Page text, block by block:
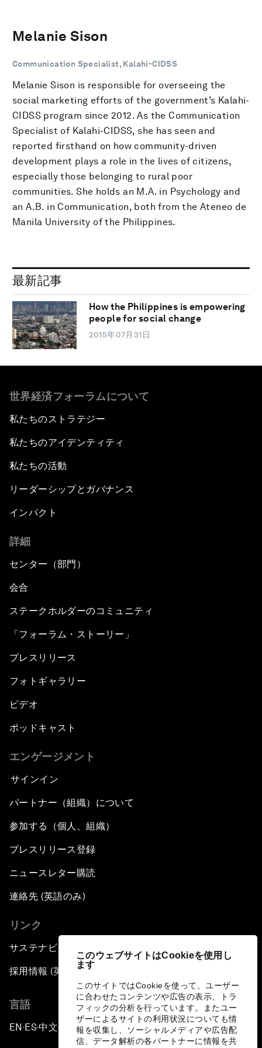
このウェブサイトはCookieを使用し
ます
このサイトではCookieを使って、ユーザー
に合わせたコンテンツや広告の表示、トラ
フィックの分析を行っています。またユー
ザーによるサイトの利用状況についても情
報を収集し、ソーシャルメディアや広告配
信、データ解析の各パートナーに情報を共
Melanie Sison
Communication Specialist, Kalahi-CIDSS
Melanie Sison is responsible for overseeing the
social marketing efforts of the government’s Kalahi-
CIDSS program since 2012. As the Communication
Specialist of Kalahi-CIDSS, she has seen and
reported firsthand on how community-driven
development plays a role in the lives of citizens,
especially those belonging to rural poor
communities. She holds an M.A. in Psychology and
an A.B. in Communication, both from the Ateneo de
Manila University of the Philippines.
最新記事
How the Philippines is empowering
people for social change
2015年07月31日
世界経済フォーラムについて
私たちのストラテジー
私たちのアイデンティティ
私たちの活動
リーダーシップとガバナンス
インパクト
詳細
センター（部門）
会合
ステークホルダーのコミュニティ
「フォーラム・ストーリー」
プレスリリース
フォトギャラリー
ビデオ
ポッドキャスト
エンゲージメント
サインイン
パートナー（組織）について
参加する（個人、組織）
プレスリリース登録
ニュースレター購読
連絡先 (英語のみ)
リンク
サステナビリティへの取り組み
採用情報 (英語のみ)
言語
EN ▪ES▪中文▪ 日本語